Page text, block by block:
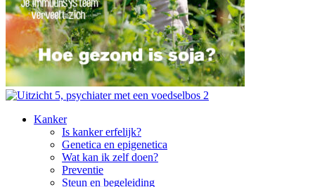
Kanker
Is kanker erfelijk?
Genetica en epigenetica
Wat kan ik zelf doen?
Preventie
Steun en begeleiding